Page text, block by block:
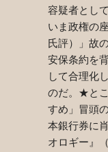
容疑者とし
いま政権の
氏評）」故
安保条約を
して合理化
のだ。★と
すめ」冒頭
本銀行券に
オロギー』